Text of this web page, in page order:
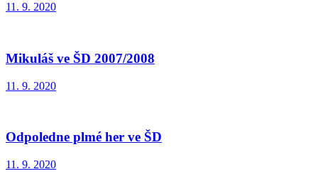
11. 9. 2020
Mikuláš ve ŠD 2007/2008
11. 9. 2020
Odpoledne plmé her ve ŠD
11. 9. 2020